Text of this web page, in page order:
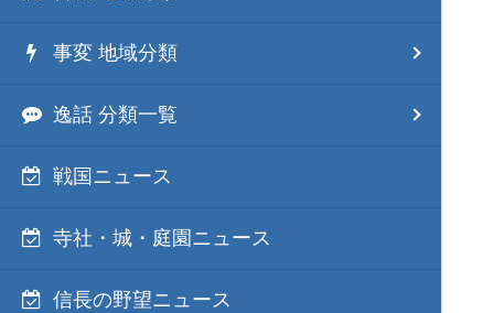
事変 地域分類
逸話 分類一覧
戦国ニュース
寺社・城・庭園ニュース
信長の野望ニュース